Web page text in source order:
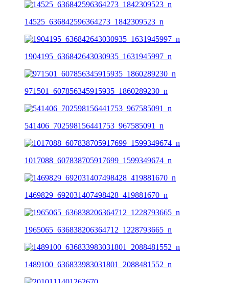
14525_636842596364273_1842309523_n
1904195_636842643030935_1631945997_n
971501_607856345915935_1860289230_n
541406_702598156441753_967585091_n
1017088_607838705917699_1599349674_n
1469829_692031407498428_419881670_n
1965065_636838206364712_1228793665_n
1489100_636833983031801_2088481552_n